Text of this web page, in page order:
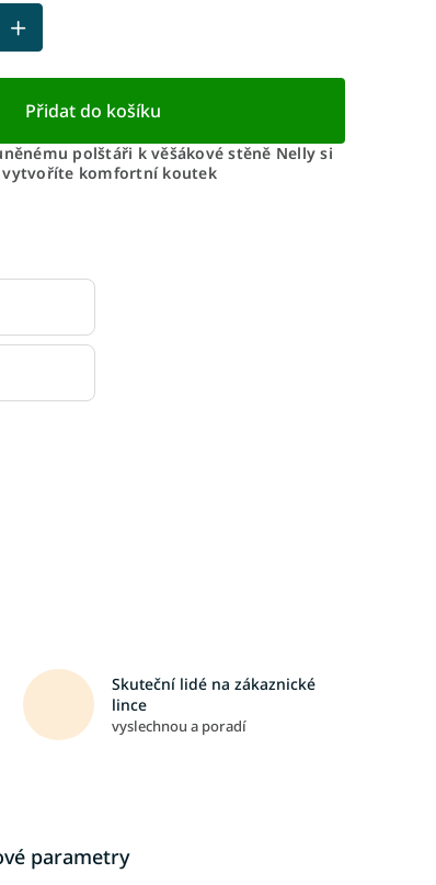
Přidat do košíku
polštáři k věšákové stěně Nelly si
vytvoříte komfortní koutek
Skuteční lidé na zákaznické
lince
vyslechnou a poradí
parametry